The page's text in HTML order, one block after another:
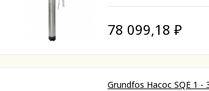
78 099,18 ₽
Grundfos Насос SQE 1 -